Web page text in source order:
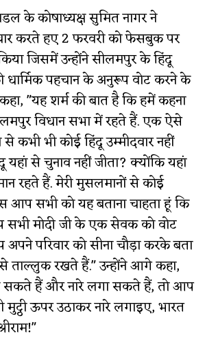
के कोषाध्यक्ष सुमित नागर ने
करते हए 2 फरवरी को फेसबुक पर
जिसमें उन्होंने सीलमपुर के हिंदू
धार्मिक पहचान के अनुरूप वोट करने के
"यह शर्म की बात है कि हमें कहना
विधान सभा में रहते हैं. एक ऐसे
से कभी भी कोई हिंदू उम्मीदवार नहीं
यहां से चुनाव नहीं जीता? क्योंकि यहां
रहते हैं. मेरी मुसलमानों से कोई
आप सभी को यह बताना चाहता हूं कि
सभी मोदी जी के एक सेवक को वोट
परिवार को सीना चौड़ा करके बता
रखते हैं." उन्होंने आगे कहा,
हैं और नारे लगा सकते हैं, तो आप
मुट्ठी ऊपर उठाकर नारे लगाइए, भारत